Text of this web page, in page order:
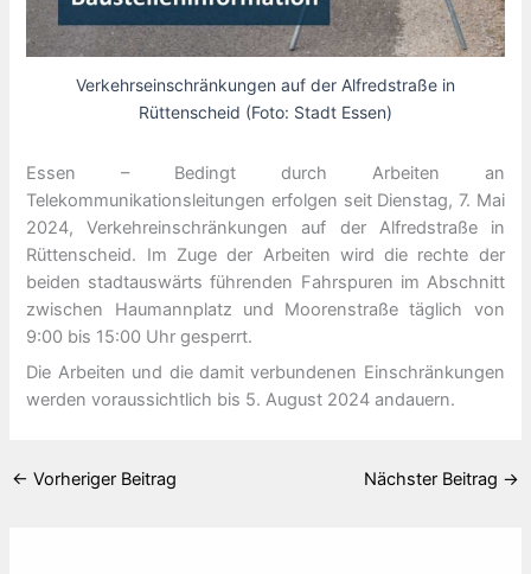
Verkehrseinschränkungen auf der Alfredstraße in
Rüttenscheid (Foto: Stadt Essen)
Essen – Bedingt durch Arbeiten an
Telekommunikationsleitungen erfolgen seit Dienstag, 7. Mai
2024, Verkehreinschränkungen auf der Alfredstraße in
Rüttenscheid. Im Zuge der Arbeiten wird die rechte der
beiden stadtauswärts führenden Fahrspuren im Abschnitt
zwischen Haumannplatz und Moorenstraße täglich von
9:00 bis 15:00 Uhr gesperrt.
Die Arbeiten und die damit verbundenen Einschränkungen
werden voraussichtlich bis 5. August 2024 andauern.
← Vorheriger Beitrag Nächster Beitrag →